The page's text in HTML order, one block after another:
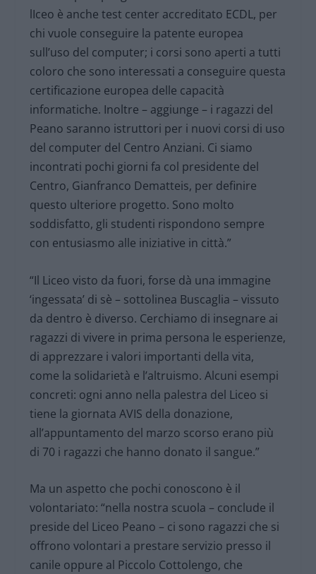
lIceo è anche test center accreditato ECDL, per
chi vuole conseguire la patente europea
sull’uso del computer; i corsi sono aperti a tutti
coloro che sono interessati a conseguire questa
certificazione europea delle capacità
informatiche. Inoltre – aggiunge – i ragazzi del
Peano saranno istruttori per i nuovi corsi di uso
del computer del Centro Anziani. Ci siamo
incontrati pochi giorni fa col presidente del
Centro, Gianfranco Dematteis, per definire
questo ulteriore progetto. Sono molto
soddisfatto, gli studenti rispondono sempre
con entusiasmo alle iniziative in città.”
“Il Liceo visto da fuori, forse dà una immagine
‘ingessata’ di sè – sottolinea Buscaglia – vissuto
da dentro è diverso. Cerchiamo di insegnare ai
ragazzi di vivere in prima persona le esperienze,
di apprezzare i valori importanti della vita,
come la solidarietà e l’altruismo. Alcuni esempi
concreti: ogni anno nella palestra del Liceo si
tiene la giornata AVIS della donazione,
all’appuntamento del marzo scorso erano più
di 70 i ragazzi che hanno donato il sangue.”
Ma un aspetto che pochi conoscono è il
volontariato: “nella nostra scuola – conclude il
preside del Liceo Peano – ci sono ragazzi che si
offrono volontari a prestare servizio presso il
canile oppure al Piccolo Cottolengo, che